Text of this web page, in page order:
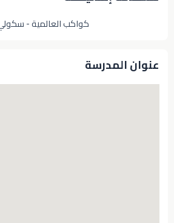
عنوان المدرسة